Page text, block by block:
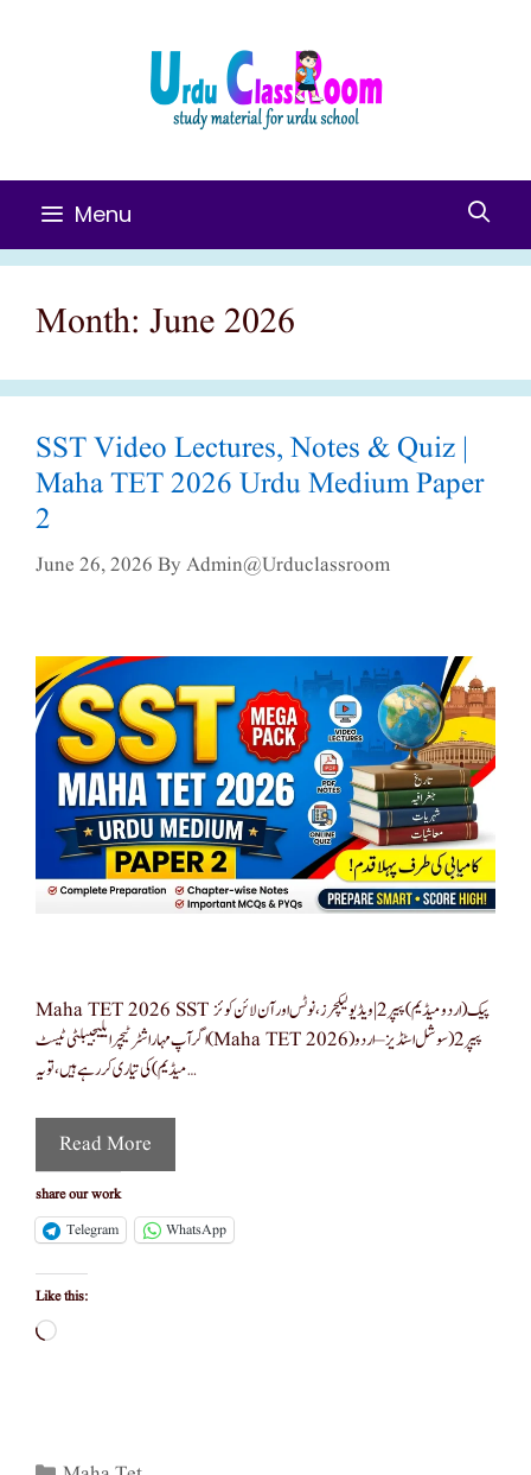
Menu
Month: June 2026
SST Video Lectures, Notes & Quiz |
Maha TET 2026 Urdu Medium Paper
2
June 26, 2026 ByAdmin@urduclassroom
Maha TET 2026 SST پیک (اردو میڈیم) پیپر 2 | ویڈیو لیکچرز، نوٹس اور آن لائن کوئز
اگر آپ مہاراشٹر ٹیچر ایلیجیبلٹی ٹیسٹ (Maha TET 2026) پیپر 2 (سوشل اسٹڈیز – اردو
میڈیم) کی تیاری کر رہے ہیں، تو یہ …
Read More
share our work
Telegram
WhatsApp
Like this:
Loading…